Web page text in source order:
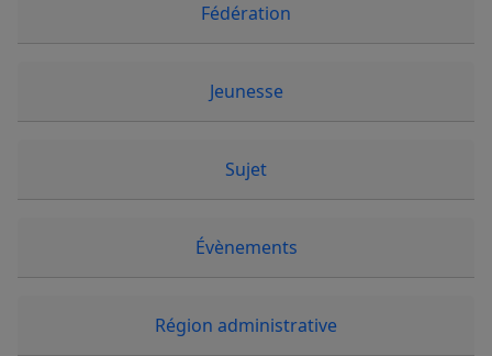
Fédération
Jeunesse
Sujet
Évènements
Région administrative